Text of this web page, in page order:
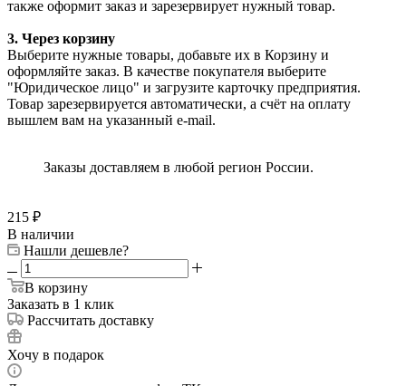
также оформит заказ и зарезервирует нужный товар.
3. Через корзину
Выберите нужные товары, добавьте их в Корзину и
оформляйте заказ. В качестве покупателя выберите
"Юридическое лицо" и загрузите карточку предприятия.
Товар зарезервируется автоматически, а счёт на оплату
вышлем вам на указанный e-mail.
Заказы доставляем в любой регион России.
215 ₽
В наличии
Нашли дешевле?
В корзину
Заказать в 1 клик
Рассчитать доставку
Хочу в подарок